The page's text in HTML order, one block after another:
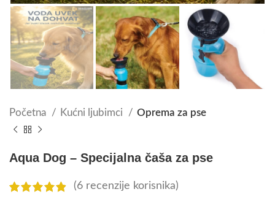
Početna Kućni ljubimci Oprema za pse
Aqua Dog – Specijalna čaša za pse
(6 recenzije korisnika)